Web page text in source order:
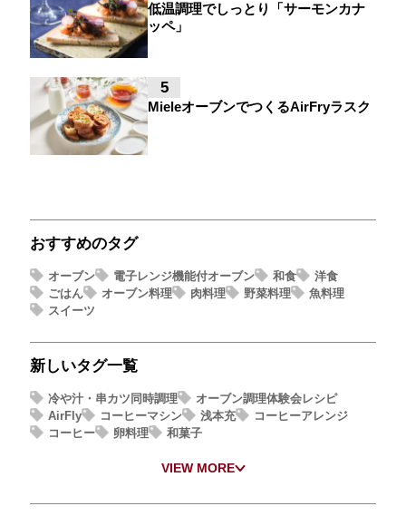
低温調理でしっとり「サーモンカナ
ッペ」
5
MieleオーブンでつくるAirFryラスク
おすすめのタグ
オーブン 電子レンジ機能付オーブン 和食
洋食
ごはん
オーブン料理 肉料理 野菜料理
魚料理
スイーツ
新しいタグ一覧
冷や汁・串カツ同時調理
オーブン調理体験会レシピ
AirFly
コーヒーマシン 浅本充
コーヒーアレンジ
コーヒー
卵料理 和菓子
VIEW MORE